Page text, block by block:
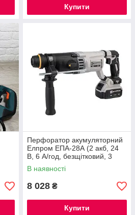
Купити
Перфоратор акумуляторний
Елпром ЕПА-28А (2 акб, 24
В, 6 А/год, безщітковий, 3
режими, реверс) ®
В наявності
8 028 ₴
Купити